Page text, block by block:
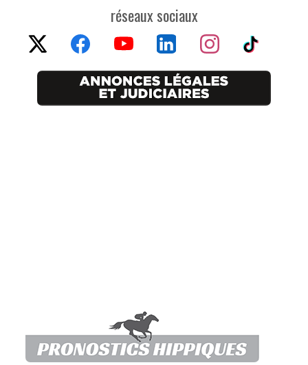
réseaux sociaux